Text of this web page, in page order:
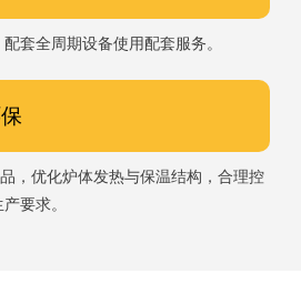
套全周期设备使用配套服务。
，优化炉体发热与保温结构，合理控
要求。